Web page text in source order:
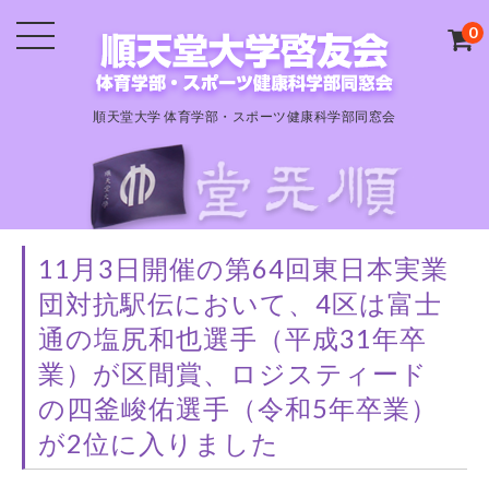
順天堂大学 体育学部・スポーツ健康科学部同窓会
0
11月3日開催の第64回東日本実業
団対抗駅伝において、4区は富士
通の塩尻和也選手（平成31年卒
業）が区間賞、ロジスティード
の四釜峻佑選手（令和5年卒業）
が2位に入りました